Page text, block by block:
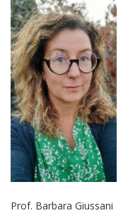
Prof. Barbara Giussani